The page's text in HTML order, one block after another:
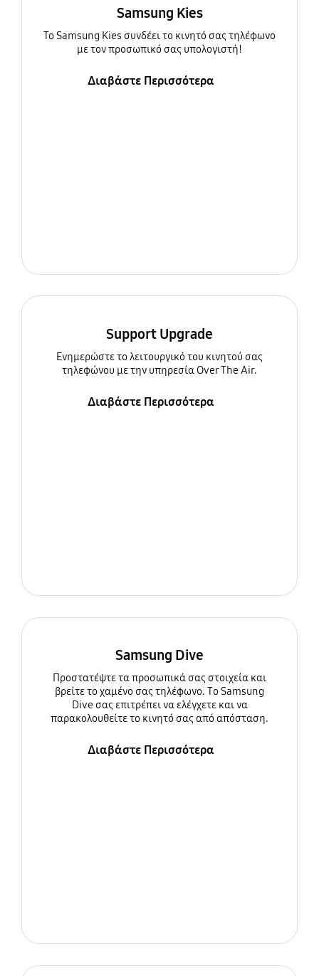
Samsung Kies
To Samsung Kies συνδέει το κινητό σας τηλέφωνο
με τον προσωπικό σας υπολογιστή!
Διαβάστε Περισσότερα
Support Upgrade
Ενημερώστε τo λειτουργικό του κινητού σας
τηλεφώνου με την υπηρεσία Over The Air.
Διαβάστε Περισσότερα
Samsung Dive
Προστατέψτε τα προσωπικά σας στοιχεία και
βρείτε το χαμένο σας τηλέφωνο. Το Samsung
Dive σας επιτρέπει να ελέγχετε και να
παρακολουθείτε το κινητό σας από απόσταση.
Διαβάστε Περισσότερα